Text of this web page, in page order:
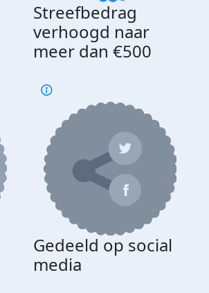
Streefbedrag
verhoogd naar
meer dan €500
Gedeeld op social
media